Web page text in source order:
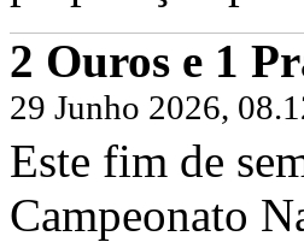
2 Ouros e 1
29 Junho 2026,
Este fim de
Campeonato